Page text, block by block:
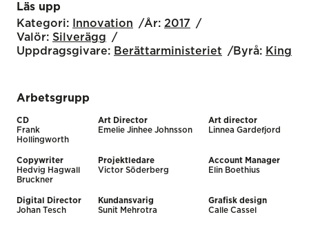
Läs upp
Kategori:
Innovation År: 2017
Valör: Silverägg
Uppdragsgivare: Berättarministeriet Byrå: King
Arbetsgrupp
CD
Frank
Hollingworth
Art Director
Emelie Jinhee Johnsson
Art director
Linnea Gardefjord
Copywriter
Hedvig Hagwall
Bruckner
Projektledare
Victor Söderberg
Account Manager
Elin Boethius
Digital Director
Johan Tesch
Kundansvarig
Sunit Mehrotra
Grafisk design
Calle Cassel